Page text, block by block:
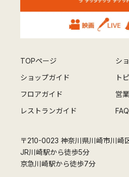
TOPページ
シ
ショップガイド
ト
フロアガイド
営
レストランガイド
〒210-0023 神奈川県川崎市川崎
JR川崎駅から徒歩5分
京急川崎駅から徒歩7分